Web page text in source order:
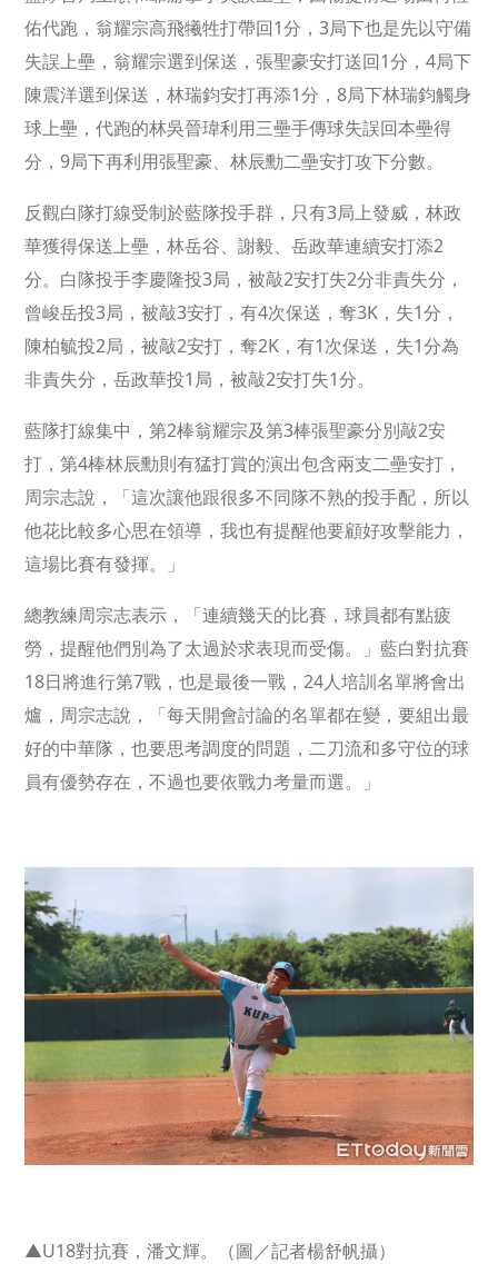
佑代跑，翁耀宗高飛犧牲打帶回1分，3局下也是先以守備
失誤上壘，翁耀宗選到保送，張聖豪安打送回1分，4局下
陳震洋選到保送，林瑞鈞安打再添1分，8局下林瑞鈞觸身
球上壘，代跑的林吳晉瑋利用三壘手傳球失誤回本壘得
分，9局下再利用張聖豪、林辰勳二壘安打攻下分數。
反觀白隊打線受制於藍隊投手群，只有3局上發威，林政
華獲得保送上壘，林岳谷、謝毅、岳政華連續安打添2
分。白隊投手李慶隆投3局，被敲2安打失2分非責失分，
曾峻岳投3局，被敲3安打，有4次保送，奪3K，失1分，
陳柏毓投2局，被敲2安打，奪2K，有1次保送，失1分為
非責失分，岳政華投1局，被敲2安打失1分。
藍隊打線集中，第2棒翁耀宗及第3棒張聖豪分別敲2安
打，第4棒林辰勳則有猛打賞的演出包含兩支二壘安打，
周宗志說，「這次讓他跟很多不同隊不熟的投手配，所以
他花比較多心思在領導，我也有提醒他要顧好攻擊能力，
這場比賽有發揮。」
總教練周宗志表示，「連續幾天的比賽，球員都有點疲
勞，提醒他們別為了太過於求表現而受傷。」藍白對抗賽
18日將進行第7戰，也是最後一戰，24人培訓名單將會出
爐，周宗志說，「每天開會討論的名單都在變，要組出最
好的中華隊，也要思考調度的問題，二刀流和多守位的球
員有優勢存在，不過也要依戰力考量而選。」
▲U18對抗賽，潘文輝。（圖／記者楊舒帆攝）